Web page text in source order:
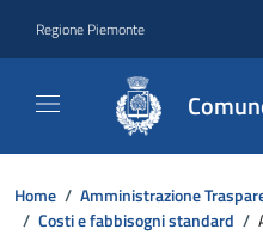
Regione Piemonte
Home / Amministrazione
/ Costi e fabbisogni standard /